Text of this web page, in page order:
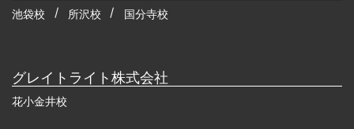
池袋校 所沢校 国分寺校
グレイトライト株式会社
花小金井校